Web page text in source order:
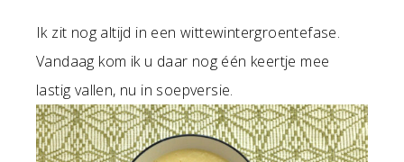
Ik zit nog altijd in een wittewintergroentefase.
Vandaag kom ik u daar nog één keertje mee
lastig vallen, nu in soepversie.